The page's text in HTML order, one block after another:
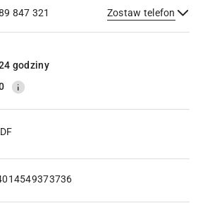
847 321 Zostaw telefon
godziny